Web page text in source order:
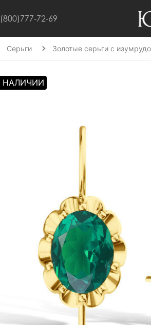
72-69
Серьги Золотые серьги с
НАЛИЧИИ